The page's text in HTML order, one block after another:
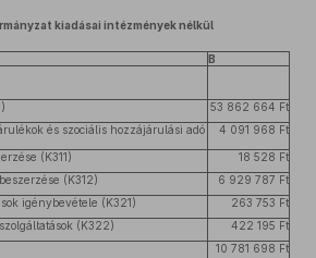
kiadásai intézmények nélkül
B
53 862 664 Ft
és szociális hozzájárulási adó
4 091 968 Ft
(K311)
18 528 Ft
(K312)
6 929 787 Ft
igénybevétele (K321)
263 753 Ft
(K322)
422 195 Ft
10 781 698 Ft